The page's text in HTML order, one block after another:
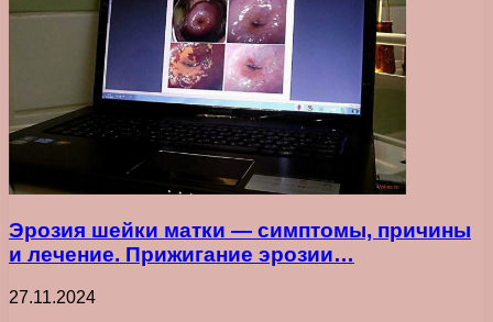
Эрозия шейки матки — симптомы, причины
и лечение. Прижигание эрозии…
27.11.2024